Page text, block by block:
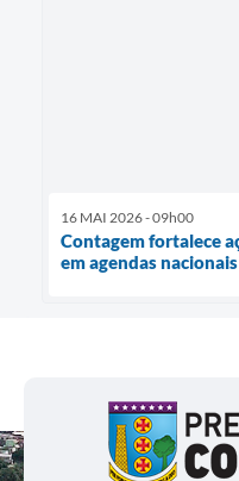
16 MAI 2026 - 09h00
Contagem fortalece
em agendas nacionais